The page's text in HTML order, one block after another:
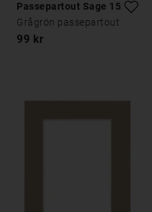
Passepartout Sage 15x21
Grågrön passepartout
99 kr